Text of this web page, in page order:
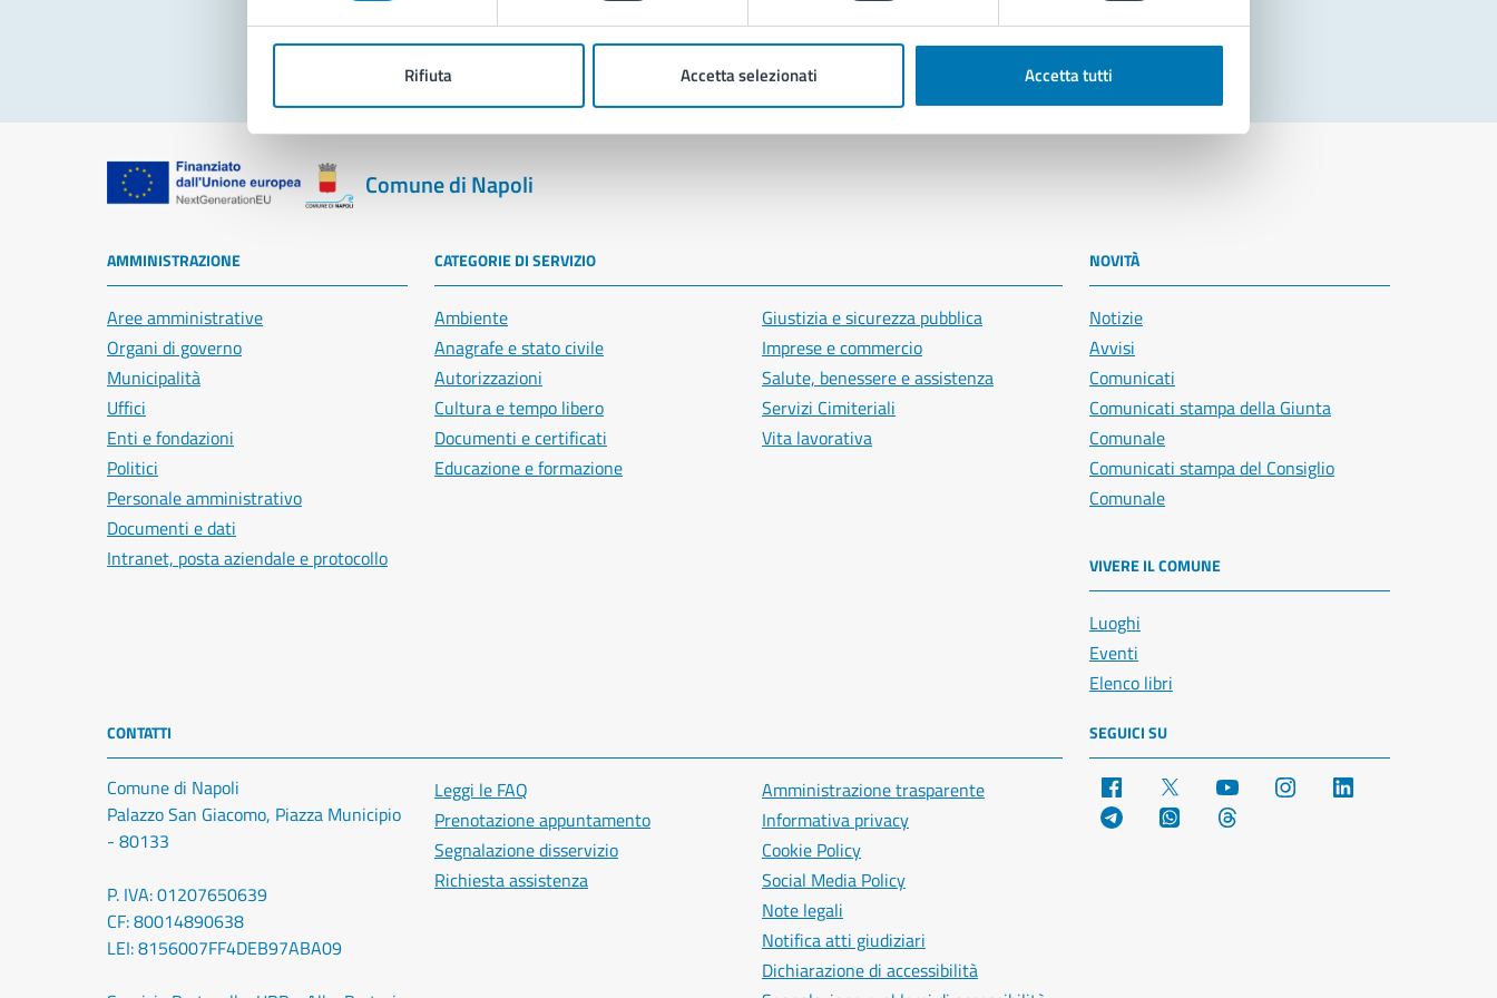
Rifiuta Accetta selezionati Accetta tutti
Segnala disservizio
Comune di Napoli
AMMINISTRAZIONE
Aree amministrative
Organi di governo
Municipalità
Uffici
Enti e fondazioni
Politici
Personale amministrativo
Documenti e dati
Intranet, posta aziendale e protocollo
CATEGORIE DI SERVIZIO
Ambiente
Anagrafe e stato civile
Autorizzazioni
Cultura e tempo libero
Documenti e certificati
Educazione e formazione
Giustizia e sicurezza pubblica
Imprese e commercio
Salute, benessere e assistenza
Servizi Cimiteriali
Vita lavorativa
NOVITÀ
Notizie
Avvisi
Comunicati
Comunicati stampa della Giunta
Comunale
Comunicati stampa del Consiglio
Comunale
VIVERE IL COMUNE
Luoghi
Eventi
Elenco libri
CONTATTI
Comune di Napoli
Palazzo San Giacomo, Piazza Municipio
- 80133
P. IVA: 01207650639
CF: 80014890638
LEI: 8156007FF4DEB97ABA09
Leggi le FAQ
Prenotazione appuntamento
Segnalazione disservizio
Richiesta assistenza
Amministrazione trasparente
Informativa privacy
Cookie Policy
Social Media Policy
Note legali
Notifica atti giudiziari
Dichiarazione di accessibilità
SEGUICI SU
Facebook YouTube Instagram
Telegram WhatsApp